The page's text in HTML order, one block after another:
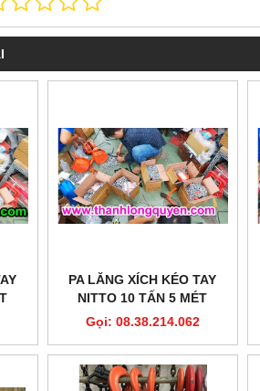
PA LĂNG XÍCH KÉO TAY
NITTO 10 TẤN 5 MÉT
90VP5
Gọi: 08.38.214.062